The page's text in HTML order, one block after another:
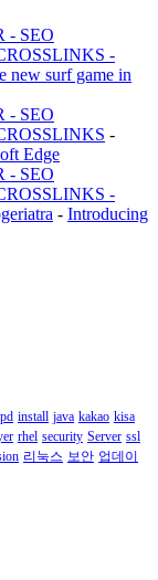
- SEO
-
new surf game in
- SEO
-
Edge
- SEO
-
- Introducing
install java kakao kisa
rhel security Server ssl
리눅스 보안 업데이